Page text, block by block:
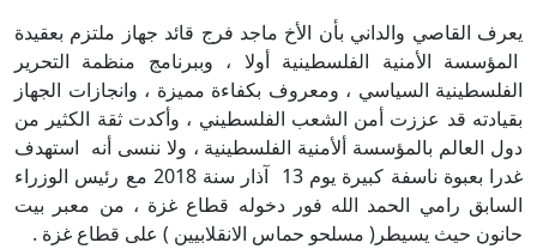
يعرف القاصي والداني بأن الأخ ماجد فرج قائد جهاز ملتزم بعقيدة
المؤسسة الأمنية الفلسطينية أولا ، وببرنامج منظمة التحرير
الفلسطينية السياسي ، ومعروف بكفاءة مميزة ، وانجازات الجهاز
بقيادته قد عززت أمن الشعب الفلسطيني ، وأكدت ثقة الكثير من
دول العالم بالمؤسسة ألأمنية الفلسطينية ، ولا ننسى أنه استهدف
غدرا بعبوة ناسفة كبيرة يوم 13 آذار سنة 2018 مع رئيس الوزراء
السابق رامي الحمد الله فور دخوله قطاع غزة ، من معبر بيت
حانون حيث يسيطر( مسلحو حماس الانقلابيين ) على قطاع غزة .